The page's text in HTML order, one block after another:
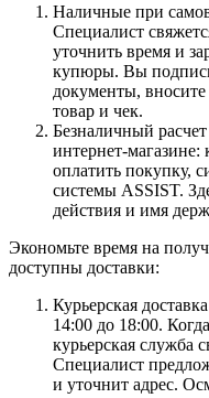
Наличные при
Специалист
уточнить время и
купюры. Вы
документы,
товар и чек.
Безналичный
интернет-
оплатить покупку,
системы ASSIST.
действия и имя
Экономьте время на
доступны доставки:
Курьерская
14:00 до 18:00.
курьерская служба
Специалист
и уточнит адрес.